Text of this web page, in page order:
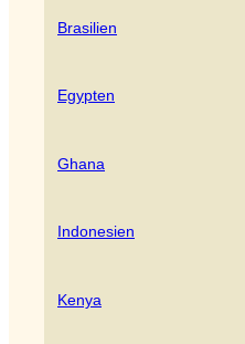
Brasilien
Egypten
Ghana
Indonesien
Kenya